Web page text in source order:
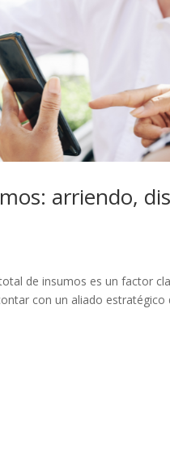
arriendo,
de insumos es un factor
con un aliado